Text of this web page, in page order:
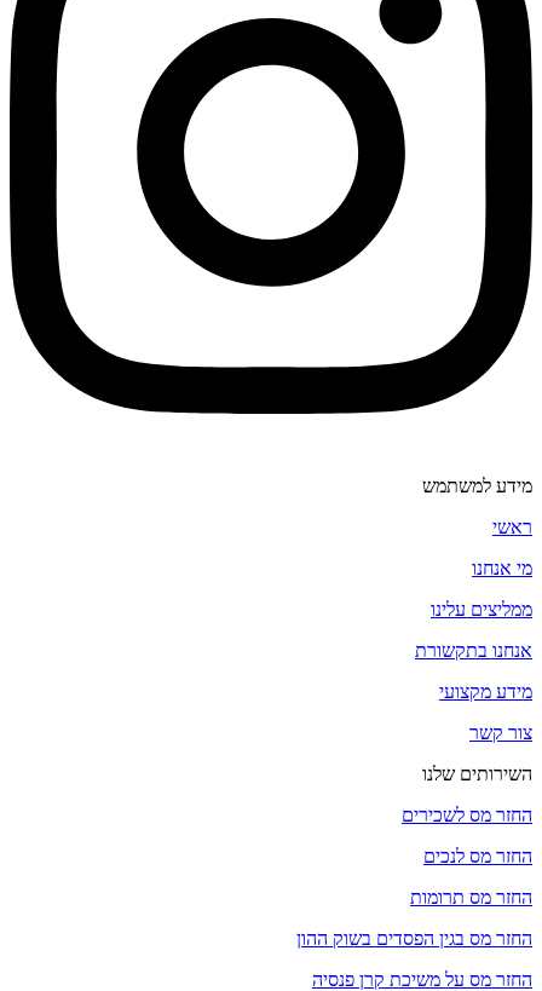
מידע למשתמש
ראשי
מי אנחנו
ממליצים עלינו
אנחנו בתקשורת
מידע מקצועי
צור קשר
השירותים שלנו
החזר מס לשכירים
החזר מס לנכים
החזר מס תרומות
החזר מס בגין הפסדים בשוק ההון
החזר מס על משיכת קרן פנסיה